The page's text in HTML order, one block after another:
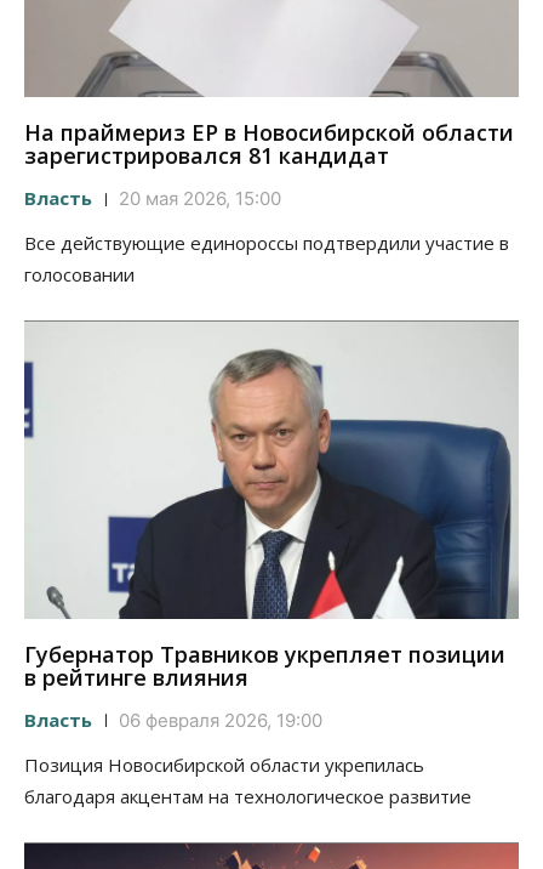
На праймериз ЕР в Новосибирской области
зарегистрировался 81 кандидат
Власть 20 мая 2026, 15:00
Все действующие единороссы подтвердили участие в
голосовании
Губернатор Травников укрепляет позиции
в рейтинге влияния
Власть 06 февраля 2026, 19:00
Позиция Новосибирской области укрепилась
благодаря акцентам на технологическое развитие